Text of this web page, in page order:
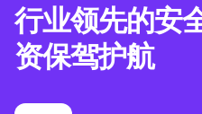
行业领先的安
资保驾护航